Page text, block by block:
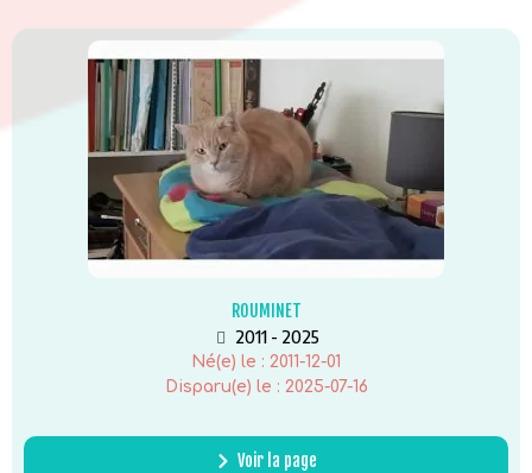
ROUMINET
2011 - 2025
Né(e) le : 2011-12-01
Disparu(e) le : 2025-07-16
Voir la page